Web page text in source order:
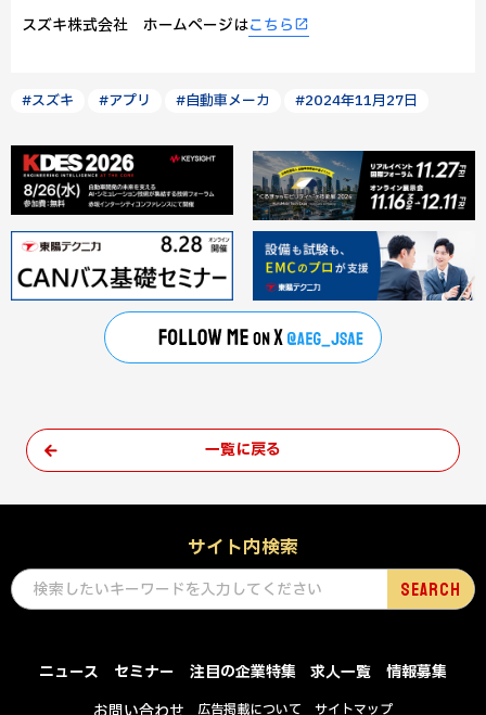
スズキ株式会社 ホームページはこちら
#スズキ #アプリ #自動車メーカ #2024年11月27日
一覧に戻る
サイト内検索
ニュース セミナー 注目の企業特集 求人一覧
情報募集
広告掲載について サイトマップ